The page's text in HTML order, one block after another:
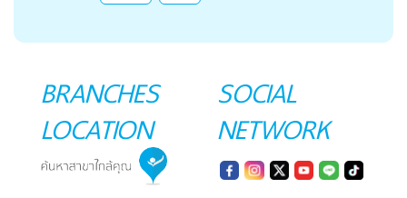
BRANCHES
LOCATION
SOCIAL
NETWORK